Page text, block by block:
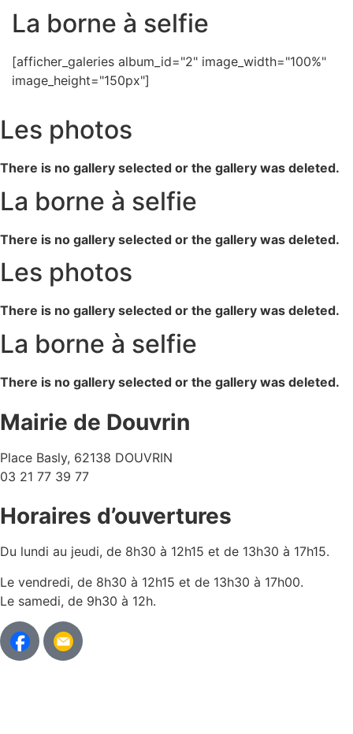
La borne à selfie
[afficher_galeries album_id="2" image_width="100%"
image_height="150px"]
Les photos
There is no gallery selected or the gallery was deleted.
La borne à selfie
There is no gallery selected or the gallery was deleted.
Les photos
There is no gallery selected or the gallery was deleted.
La borne à selfie
There is no gallery selected or the gallery was deleted.
Mairie de Douvrin
Place Basly, 62138 DOUVRIN
03 21 77 39 77
Horaires d’ouvertures
Du lundi au jeudi, de 8h30 à 12h15 et de 13h30 à 17h15.
Le vendredi, de 8h30 à 12h15 et de 13h30 à 17h00.
Le samedi, de 9h30 à 12h.